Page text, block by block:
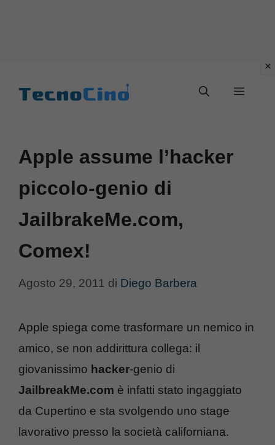
Menu
Apple assume l’hacker
piccolo-genio di
JailbrakeMe.com,
Comex!
Agosto 29, 2011 di Diego Barbera
Apple spiega come trasformare un nemico in
amico, se non addirittura collega: il
giovanissimo hacker-genio di
JailbreakMe.com è infatti stato ingaggiato
da Cupertino e sta svolgendo uno stage
lavorativo presso la società californiana.